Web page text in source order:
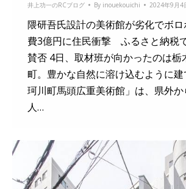
井上功一のRCブログ By inouekouichi 2024年9月4
隈研吾氏設計の美術館が劣化でボ
費3億円に住民衝撃 ふるさと納税
賛否 4日、取材班が向かったのは栃
町。豊かな自然に溶け込むように
珂川町馬頭広重美術館」は、県外
人…